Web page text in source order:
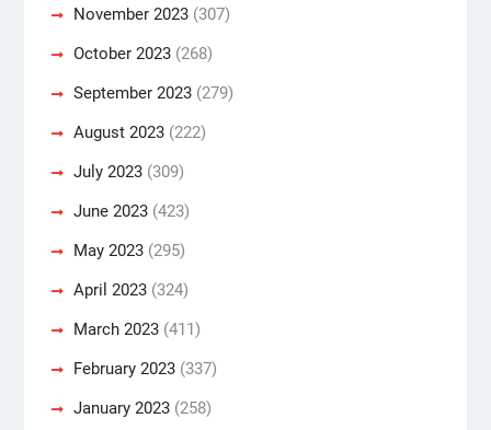
November 2023(307)
October 2023(268)
September 2023(279)
August 2023(222)
July 2023(309)
June 2023(423)
May 2023(295)
April 2023(324)
March 2023(411)
February 2023(337)
January 2023(258)